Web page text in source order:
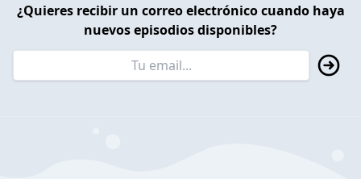
¿Quieres recibir un correo electrónico cuando haya
nuevos episodios disponibles?